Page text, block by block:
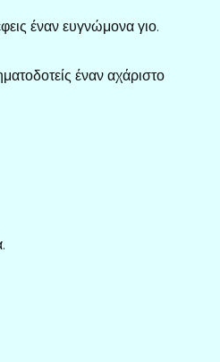
έναν ευγνώμονα γιο.
έναν αχάριστο